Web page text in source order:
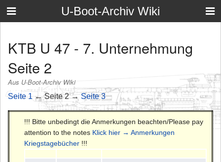
U-Boot-Archiv Wiki
KTB U 47 - 7. Unternehmung
Seite 2
Aus U-Boot-Archiv Wiki
Seite 1 ← Seite 2 → Seite 3
!!! Bitte unbedingt die Anmerkungen beachten/Please pay
attention to the notes Klick hier → Anmerkungen
Kriegstagebücher !!!